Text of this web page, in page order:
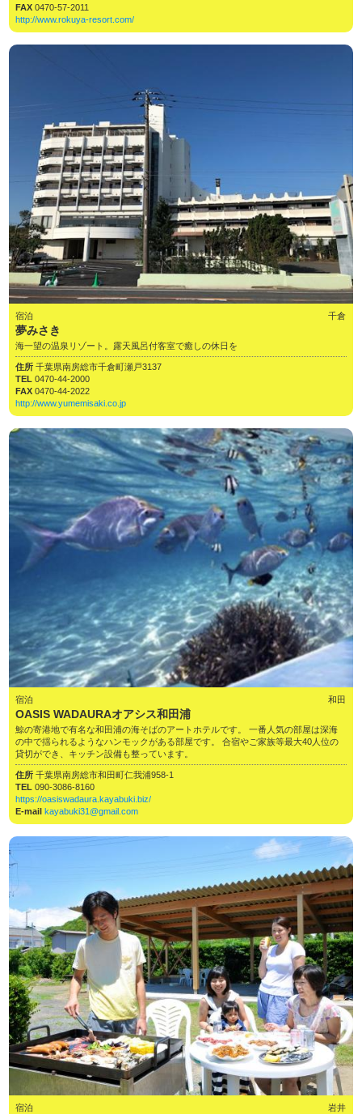
FAX0470-57-2011
http://www.rokuya-resort.com/
宿泊 千倉
夢みさき
海一望の温泉リゾート。露天風呂付客室で癒しの休日を
住所千葉県南房総市千倉町瀬戸3137
TEL0470-44-2000
FAX0470-44-2022
http://www.yumemisaki.co.jp
宿泊 和田
OASIS WADAURAオアシス和田浦
鯨の寄港地で有名な和田浦の海そばのアートホテルです。 一番人気の部屋は深海
の中で揺られるようなハンモックがある部屋です。 合宿やご家族等最大40人位の
貸切ができ、キッチン設備も整っています。
住所千葉県南房総市和田町仁我浦958-1
TEL090-3086-8160
https://oasiswadaura.kayabuki.biz/
E-mailkayabuki31@gmail.com
宿泊 岩井